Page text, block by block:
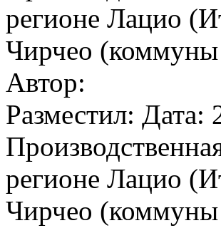
регионе Лацио
Чирчео
Автор:
Разместил: Дата:
регионе Лацио
Чирчео (коммуны